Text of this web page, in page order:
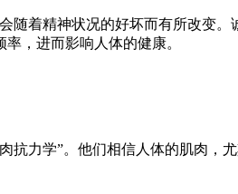
随着精神状况的好坏而有所改变
，进而影响人体的健康。
力学”。他们相信人体的肌肉，